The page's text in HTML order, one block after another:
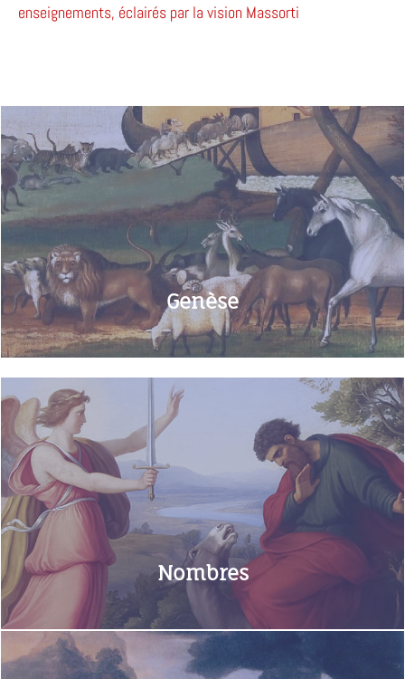
enseignements, éclairés par la vision Massorti
Genèse
Genèse ​​​
En savoir+
Nombres
Nombres
En savoir+